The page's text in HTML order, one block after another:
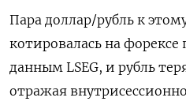
Пара доллар/рубль к
котировалась на форексе
данным LSEG, и рубль
отражая